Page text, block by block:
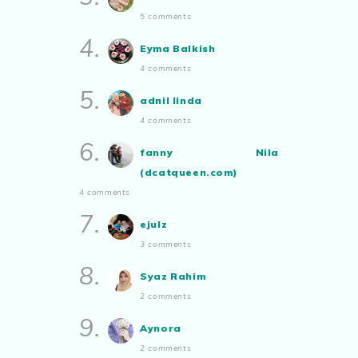
tiktok mencipta sajak:“Siapa yg ada
bakat tu bolehlah try.. ayuh!
Roziah Muhammad Nor
5 comments
4. Eyma Balkish
4 comments
5. adnil linda
4 comments
6.
fanny Nila
(dcatqueen.com)
4 comments
7. ejulz
3 comments
8. Syaz Rahim
2 comments
9. Aynora
2 comments